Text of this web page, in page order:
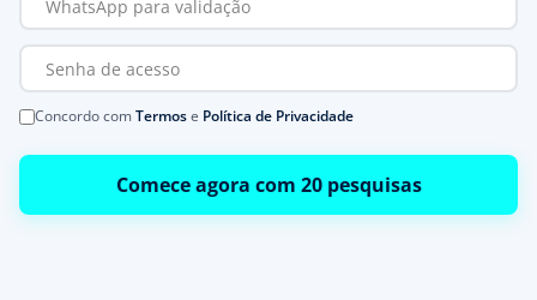
Concordo comTermose Política de Privacidade
Comece agora com 20 pesquisas